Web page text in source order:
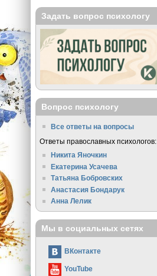
Задать вопрос психологу
Вопрос психологу
Все ответы на вопросы
Ответы православных психологов:
Никита Яночкин
Екатерина Усачева
Татьяна Бобровских
Анастасия Бондарук
Анна Лелик
Мы в социальных сетях
ВКонтакте
YouTube